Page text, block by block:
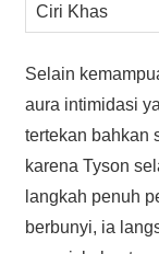
Ciri Khas
Selain
aura intimidasi
tertekan bahkan
karena Tyson
langkah penuh
berbunyi, ia